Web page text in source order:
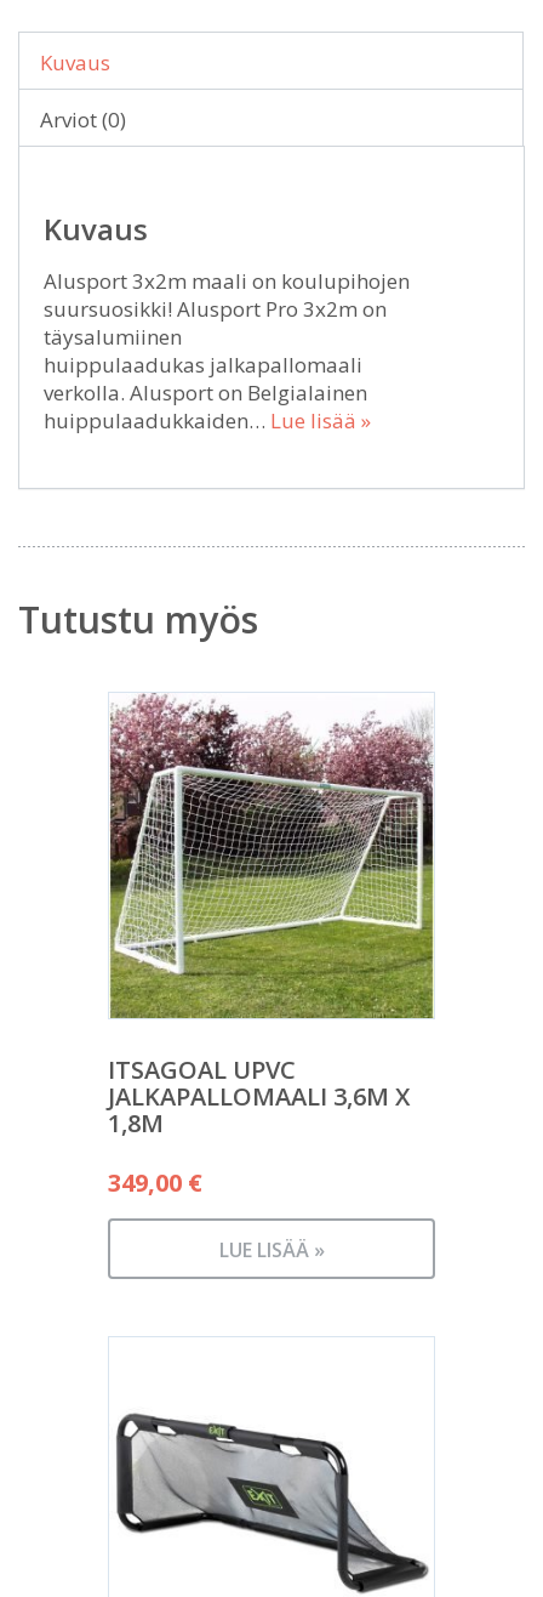
Kuvaus
Arviot (0)
Kuvaus
Alusport 3x2m maali on koulupihojen
suursuosikki! Alusport Pro 3x2m on
täysalumiinen
huippulaadukas jalkapallomaali
verkolla. Alusport on Belgialainen
huippulaadukkaiden… Lue lisää »
Tutustu myös
ITSAGOAL UPVC
JALKAPALLOMAALI 3,6M X
1,8M
349,00 €
LUE LISÄÄ »